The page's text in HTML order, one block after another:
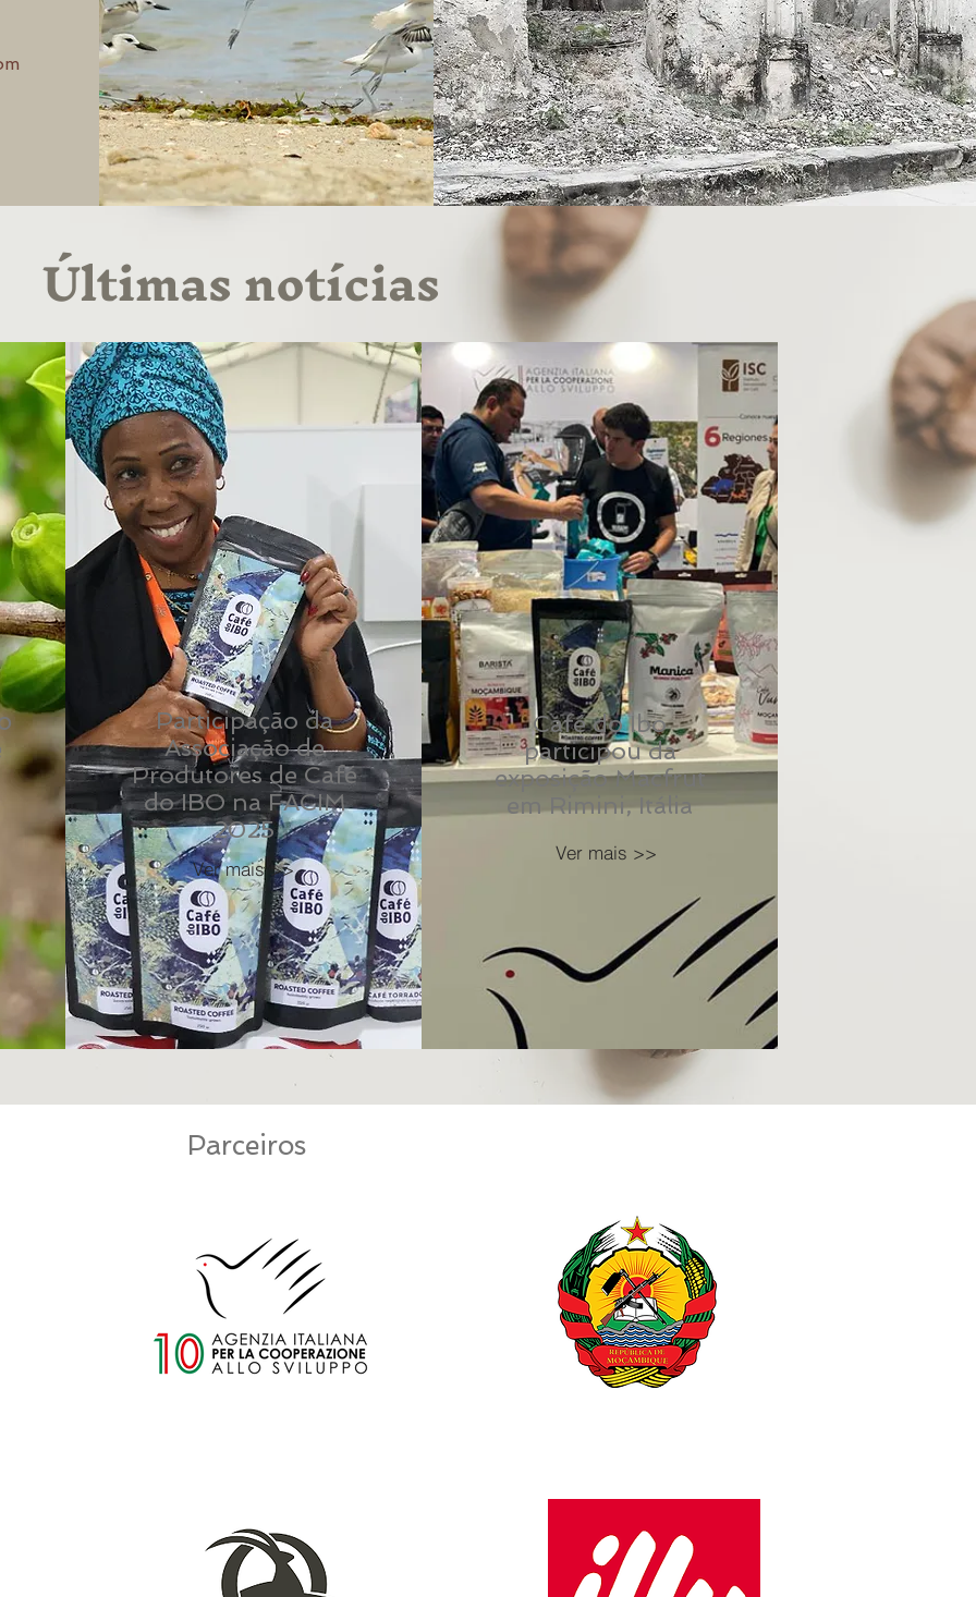
Últimas notícias
Participação da
Associação de
Produtores de Café
do IBO na FACIM
2025
Ver mais >>
Café do Ibo
participou da
exposição Macfrut
em Rimini, Itália
Ver mais >>
Parceiros